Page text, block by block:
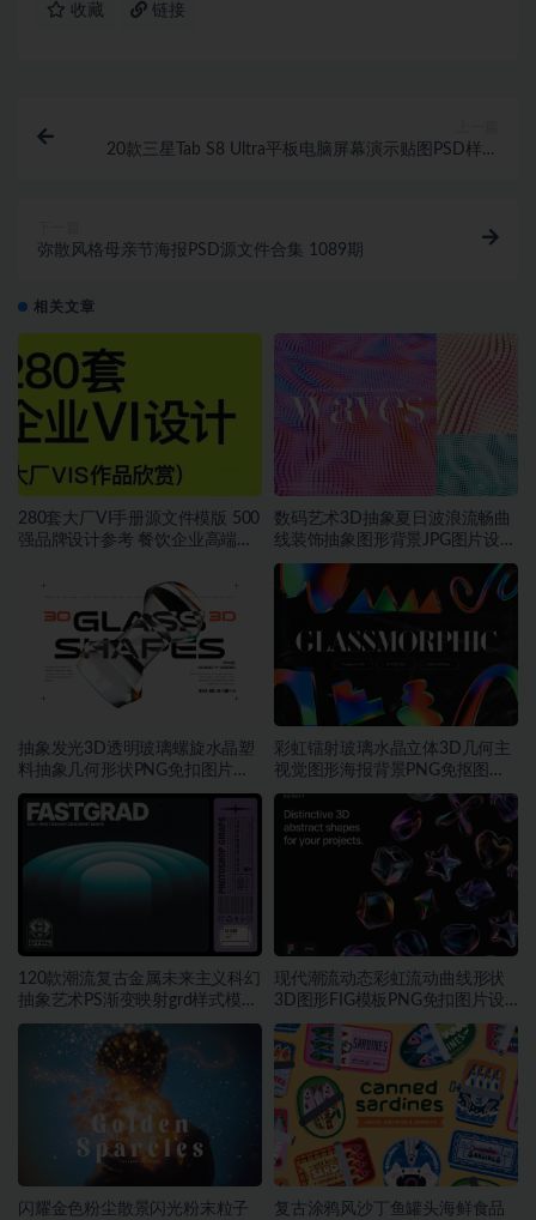
收藏 链接
20款三星Tab S8 Ultra平板电脑屏幕演示贴图PSD样机
弥散风格母亲节海报PSD源文件合集 1089期
相关文章
280套大厂VI手册源文件模版 500
强品牌设计参考 餐饮企业高端矢
数码艺术3D抽象夏日波浪流畅曲
线装饰抽象图形背景JPG图片设计
素材
抽象发光3D透明玻璃螺旋水晶塑
料抽象几何形状PNG免扣图片设
计素材
彩虹镭射玻璃水晶立体3D几何主
视觉图形海报背景PNG免抠图片
素材
120款潮流复古金属未来主义科幻
抽象艺术PS渐变映射grd样式模板
素材
现代潮流动态彩虹流动曲线形状
3D图形FIG模板PNG免扣图片设
计素材
闪耀金色粉尘散景闪光粉末粒子
复古涂鸦风沙丁鱼罐头海鲜食品